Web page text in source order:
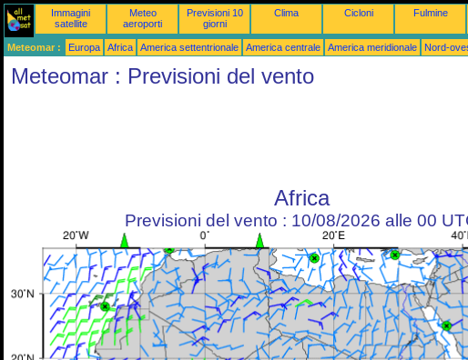
Immagini
satellite
Meteo
aeroporti
Previsioni 10
giorni
Clima Cicloni Fulmine
Meteomar : Europa Africa America settentrionale America centrale America meridionale Nord-
Meteomar : Previsioni del vento
Africa
Previsioni del vento : 10/08/2026 alle 00